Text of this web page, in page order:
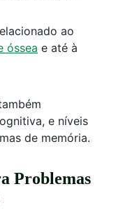
ao
óssea e até à
e níveis
de memória.
Problemas